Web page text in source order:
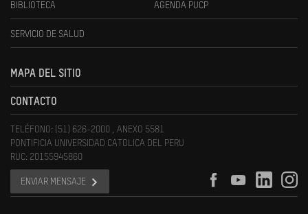
BIBLIOTECA AGENDA PUCP
SERVICIO DE SALUD
MAPA DEL SITIO
CONTACTO
TELÉFONO: (51) 626-2000 , ANEXO 5581
PONTIFICIA UNIVERSIDAD CATOLICA DEL PERU
RUC: 20155945860
ENVIAR MENSAJE